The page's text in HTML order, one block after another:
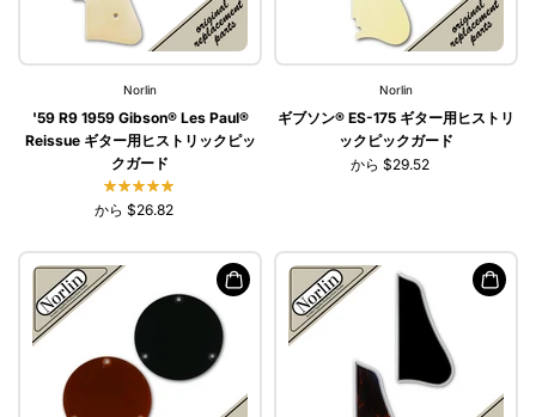
Norlin
'59 R9 1959 Gibson® Les Paul®
Reissue ギター用ヒストリックピッ
クガード
から $26.82
Norlin
ギブソン® ES-175 ギター用ヒストリ
ックピックガード
から $29.52